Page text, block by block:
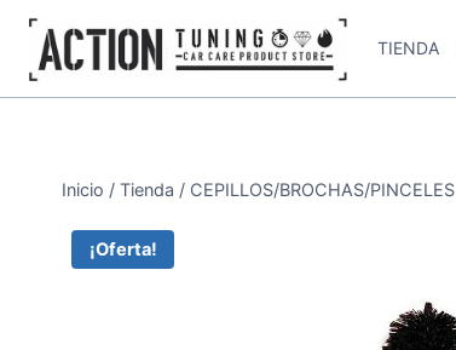
TIENDA
Inicio / Tienda / CEPILLOS/BROCHAS/PINCELES
¡Oferta!